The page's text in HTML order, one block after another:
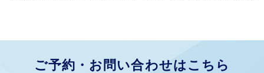
ご予約・お問い合わせはこちら